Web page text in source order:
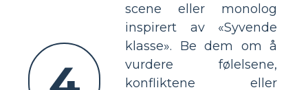
scene eller monolog
inspirert av «Syvende
klasse». Be dem om å
vurdere følelsene,
konfliktene eller